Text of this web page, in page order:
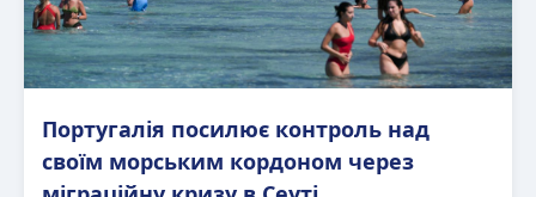
Португалія посилює контроль над
своїм морським кордоном через